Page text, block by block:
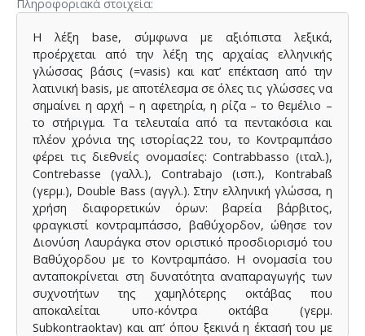
Πληροφοριακά στοιχεία
Η λέξη base, σύμφωνα με αξιόπιστα λεξικά,
προέρχεται από την λέξη της αρχαίας ελληνικής
γλώσσας βάσις (=vasis) και κατ’ επέκταση από την
λατινική basis, με αποτέλεσμα σε όλες τις γλώσσες να
σημαίνει η αρχή – η αφετηρία, η ρίζα – το θεμέλιο –
το στήριγμα. Τα τελευταία από τα πεντακόσια και
πλέον χρόνια της ιστορίας22 του, το Κοντραμπάσο
φέρει τις διεθνείς ονομασίες: Contrabbasso (ιταλ.),
Contrebasse (γαλλ.), Contrabajo (ισπ.), Kontrabaß
(γερμ.), Double Bass (αγγλ.). Στην ελληνική γλώσσα, η
χρήση διαφορετικών όρων: βαρεία βάρβιτος,
φραγκιστί κοντραμπάσσο, βαθύχορδον, ώθησε τον
Διονύση Λαυράγκα στον οριστικό προσδιορισμό του
Βαθύχορδου με το Κοντραμπάσο. Η ονομασία του
ανταποκρίνεται στη δυνατότητα αναπαραγωγής των
συχνοτήτων της χαμηλότερης οκτάβας που
αποκαλείται υπo-κόντρα οκτάβα (γερμ.
Subkontraoktav) και απ’ όπου ξεκινά η έκτασή του με